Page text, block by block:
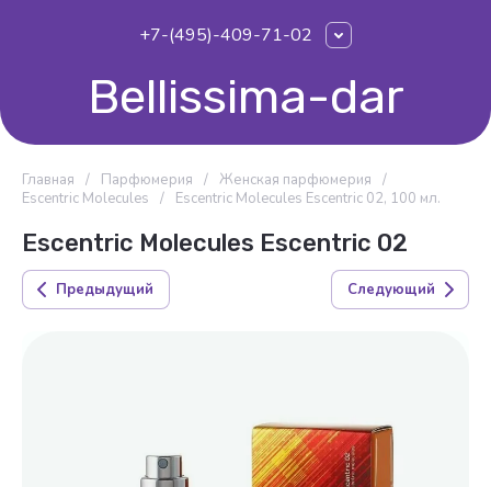
+7-(495)-409-71-02
Bellissima-dar
Главная / Парфюмерия / Женская парфюмерия
/
Escentric Molecules
/ Escentric Molecules Escentric 02, 100 мл.
Escentric Molecules Escentric 02
Предыдущий Следующий